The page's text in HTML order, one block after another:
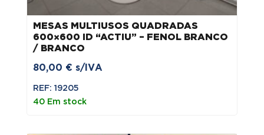
MESAS MULTIUSOS QUADRADAS
600×600 ID “ACTIU” – FENOL BRANCO
/ BRANCO
80,00 € s/IVA
REF: 19205
40 Em stock